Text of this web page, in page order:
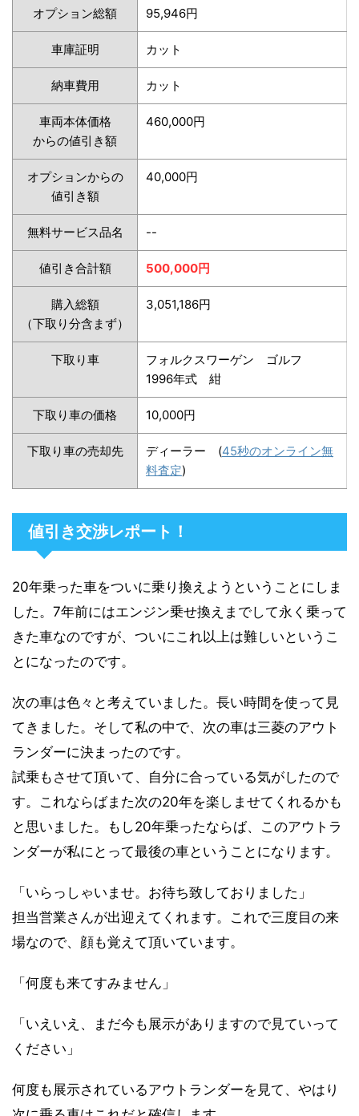
オプション総額 95,946円
車庫証明 カット
納車費用 カット
車両本体価格
からの値引き額
460,000円
オプションからの
値引き額
40,000円
無料サービス品名 --
値引き合計額 500,000円
購入総額
（下取り分含まず）
3,051,186円
下取り車
フォルクスワーゲン ゴルフ
1996年式 紺
下取り車の価格 10,000円
下取り車の売却先 ディーラー (45秒のオンライン無
料査定)
値引き交渉レポート！
20年乗った車をついに乗り換えようということにしま
した。7年前にはエンジン乗せ換えまでして永く乗って
きた車なのですが、ついにこれ以上は難しいというこ
とになったのです。
次の車は色々と考えていました。長い時間を使って見
てきました。そして私の中で、次の車は三菱のアウト
ランダーに決まったのです。
試乗もさせて頂いて、自分に合っている気がしたので
す。これならばまた次の20年を楽しませてくれるかも
と思いました。もし20年乗ったならば、このアウトラ
ンダーが私にとって最後の車ということになります。
「いらっしゃいませ。お待ち致しておりました」
担当営業さんが出迎えてくれます。これで三度目の来
場なので、顔も覚えて頂いています。
「何度も来てすみません」
「いえいえ、まだ今も展示がありますので見ていって
ください」
何度も展示されているアウトランダーを見て、やはり